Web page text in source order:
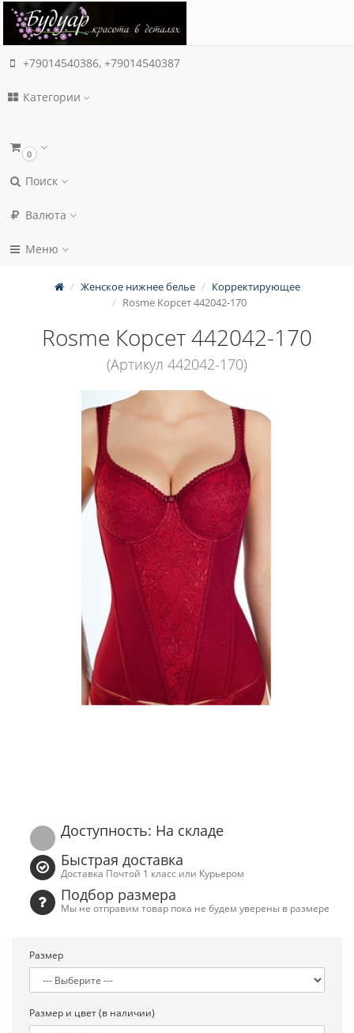
+79014540386, +79014540387
Категории
0
Поиск
Валюта
Меню
Женское нижнее белье
Корректирующее
Rosme Корсет 442042-170
Rosme Корсет 442042-170
(Артикул 442042-170)
Доступность: На складе
Быстрая доставка
Доставка Почтой 1 класс или Курьером
Подбор размера
Мы не отправим товар пока не будем уверены в размере
Размер
Размер и цвет (в наличии)